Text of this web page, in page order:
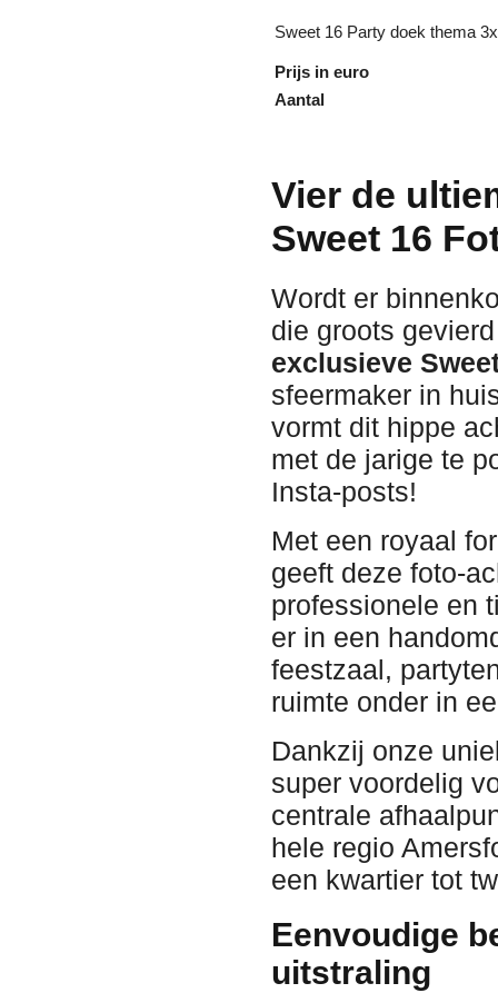
Sweet 16 Party doek thema
Prijs in euro
Aantal
Vier de
Sweet 16
Wordt er
die groots
exclusieve
sfeermaker in
vormt dit hippe
met de jarige te
Insta-posts!
Met een royaal
geeft deze foto-
professionele en
er in een
feestzaal,
ruimte onder in
Dankzij onze
super voordelig
centrale
hele regio
een kwartier tot
Eenvoudige
uitstraling